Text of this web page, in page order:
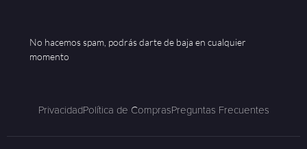
No hacemos spam, podrás darte de baja en cualquier
momento
PrivacidadPolítica de ComprasPreguntas Frecuentes